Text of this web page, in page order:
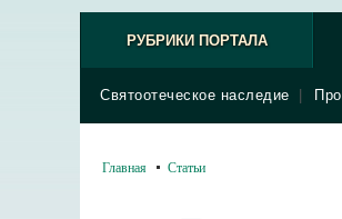
РУБРИКИ ПОРТАЛА
Святоотеческое наследие
Главная Статьи